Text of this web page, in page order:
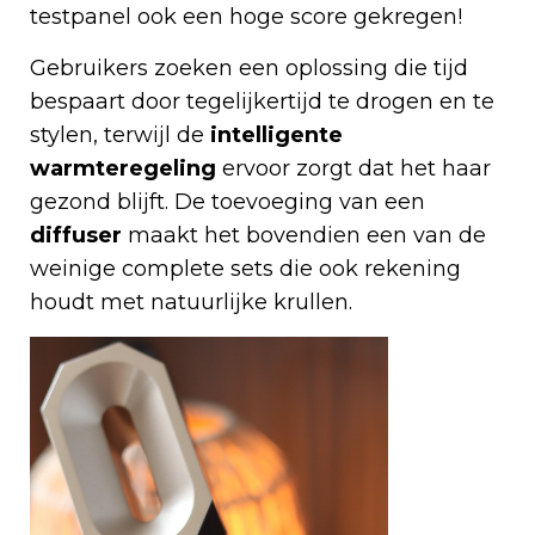
testpanel ook een hoge score gekregen!
Gebruikers zoeken een oplossing die tijd
bespaart door tegelijkertijd te drogen en te
stylen, terwijl de intelligente
warmteregeling ervoor zorgt dat het haar
gezond blijft. De toevoeging van een
diffuser maakt het bovendien een van de
weinige complete sets die ook rekening
houdt met natuurlijke krullen.